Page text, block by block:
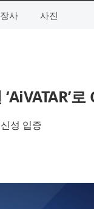
사 사진
로
성 입증